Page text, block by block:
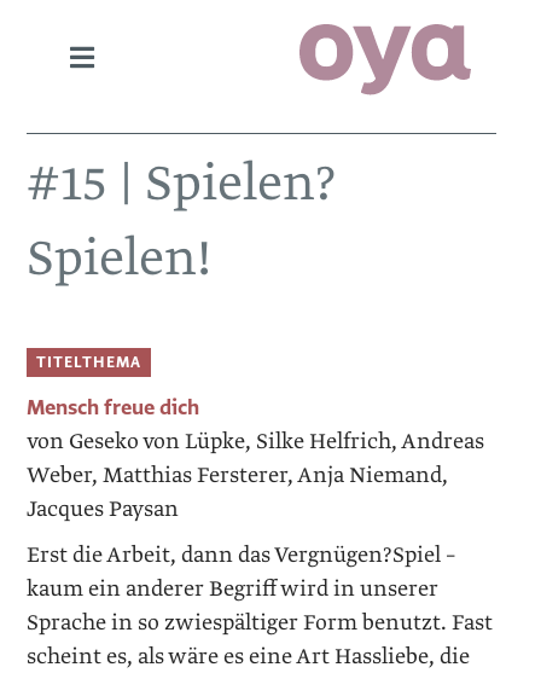
#15 | Spielen?
Spielen!
TITELTHEMA
Mensch freue dich
von Geseko von Lüpke, Silke Helfrich, Andreas
Weber, Matthias Fersterer, Anja Niemand,
Jacques Paysan
Erst die Arbeit, dann das Vergnügen?Spiel –
kaum ein anderer Begriff wird in unserer
Sprache in so zwiespältiger Form benutzt. Fast
scheint es, als wäre es eine Art Hassliebe, die